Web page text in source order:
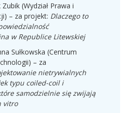
(Wydział Prawa i
– za projekt: Dlaczego to
w Republice Litewskiej
Sułkowska (Centrum
– za
nietrywialnych
typu coiled-coil i
samodzielnie się zwijają
vitro